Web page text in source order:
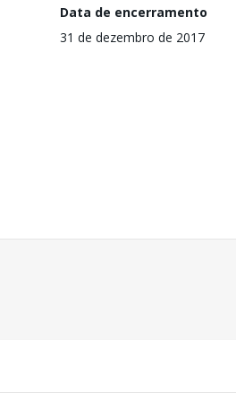
Data de encerramento
31 de dezembro de 2017